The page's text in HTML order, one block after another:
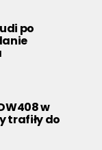
po
w
trafiły do